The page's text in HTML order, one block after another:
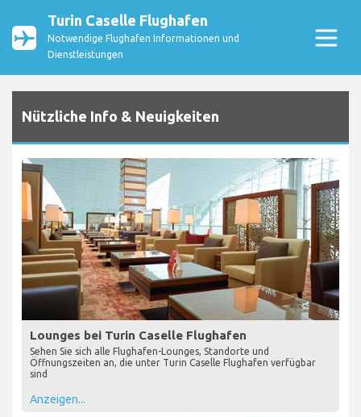
Turin Caselle Flughafen
Notwendige Flughafen Informationen und
Dienstleistungen
Nützliche Info & Neuigkeiten
Lounges bei Turin Caselle Flughafen
Sehen Sie sich alle Flughafen-Lounges, Standorte und
Öffnungszeiten an, die unter Turin Caselle Flughafen verfügbar
sind
Anzeigen...